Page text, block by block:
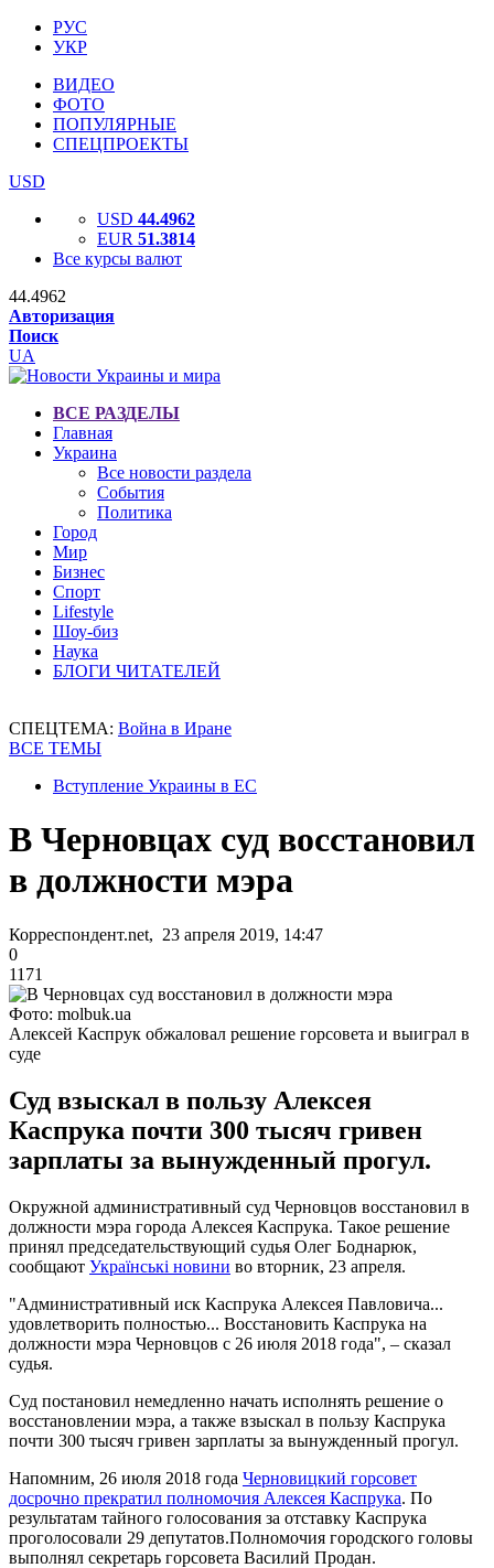
РУС
УКР
ВИДЕО
ФОТО
ПОПУЛЯРНЫЕ
СПЕЦПРОЕКТЫ
USD
USD 44.4962
EUR 51.3814
Все курсы валют
44.4962
Авторизация
Поиск
UA
ВСЕ РАЗДЕЛЫ
Главная
Украина
Все новости раздела
События
Политика
Город
Мир
Бизнес
Спорт
Lifestyle
Шоу-биз
Наука
БЛОГИ ЧИТАТЕЛЕЙ
СПЕЦТЕМА: Война в Иране
ВСЕ ТЕМЫ
Вступление Украины в ЕС
В Черновцах суд восстановил
в должности мэра
Корреспондент.net, 23 апреля 2019, 14:47
0
1171
Фото: molbuk.ua
Алексей Каспрук обжаловал решение горсовета и выиграл в
суде
Суд взыскал в пользу Алексея
Каспрука почти 300 тысяч гривен
зарплаты за вынужденный прогул.
Окружной административный суд Черновцов восстановил в
должности мэра города Алексея Каспрука. Такое решение
принял председательствующий судья Олег Боднарюк,
сообщают Українськi новини во вторник, 23 апреля.
"Административный иск Каспрука Алексея Павловича...
удовлетворить полностью... Восстановить Каспрука на
должности мэра Черновцов с 26 июля 2018 года", – сказал
судья.
Суд постановил немедленно начать исполнять решение о
восстановлении мэра, а также взыскал в пользу Каспрука
почти 300 тысяч гривен зарплаты за вынужденный прогул.
Напомним, 26 июля 2018 года Черновицкий горсовет
досрочно прекратил полномочия Алексея Каспрука. По
результатам тайного голосования за отставку Каспрука
проголосовали 29 депутатов.Полномочия городского головы
выполнял секретарь горсовета Василий Продан.